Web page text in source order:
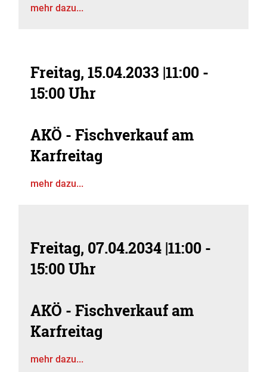
mehr dazu...
Freitag, 15.04.2033 |11:00 -
15:00 Uhr
AKÖ - Fischverkauf am
Karfreitag
mehr dazu...
Freitag, 07.04.2034 |11:00 -
15:00 Uhr
AKÖ - Fischverkauf am
Karfreitag
mehr dazu...